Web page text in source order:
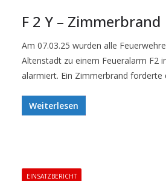
F 2 Y – Zimmerbrand
Am 07.03.25 wurden alle
Altenstadt zu einem Feueralarm F2
alarmiert. Ein Zimmerbrand forderte
Weiterlesen
EINSATZBERICHT